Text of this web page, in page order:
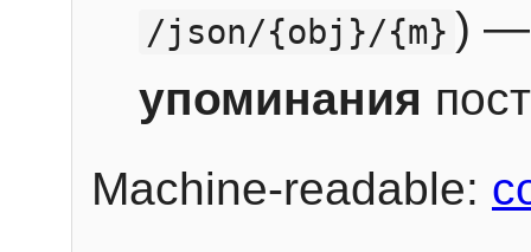
/json/{obj}/{m} ) —
упоминания
Machine-readable: